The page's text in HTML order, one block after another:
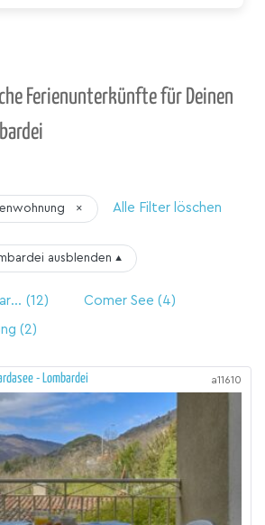
Ferienunterkünfte für Deinen
× Alle Filter löschen
ausblenden ▴
Gardasee - Lombardei (12) Comer See (4)
(2)
- Lombardei a11610